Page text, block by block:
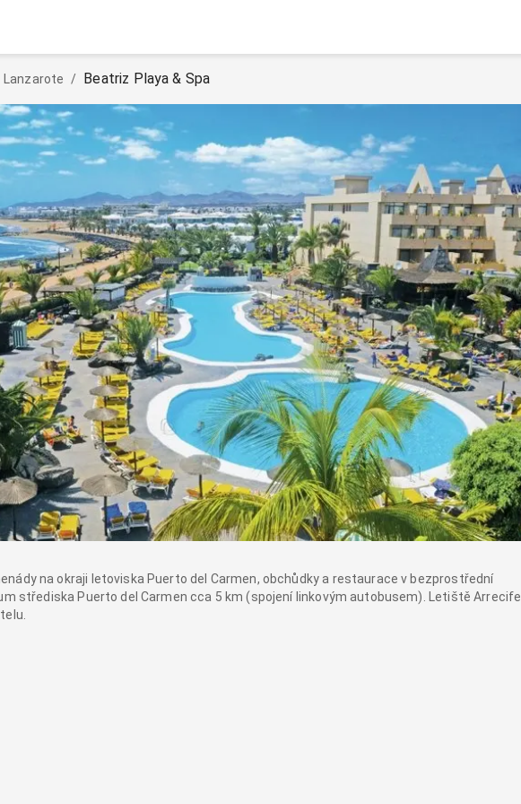
Lanzarote / Beatriz Playa & Spa
na okraji letoviska Puerto del Carmen, obchůdky a restaurace v bezprostřední
střediska Puerto del Carmen cca 5 km (spojení linkovým autobusem). Letiště Arrecife